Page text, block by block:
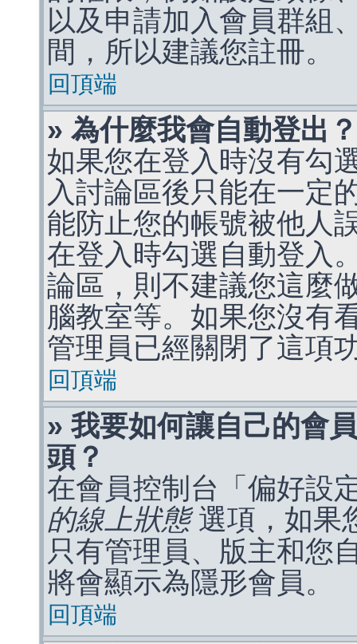
以及申請加入會員群組
間，所以建議您註冊。
回頂端
» 為什麼我會自動登出？
如果您在登入時沒有勾
入討論區後只能在一定
能防止您的帳號被他人
在登入時勾選自動登入
論區，則不建議您這麼
腦教室等。如果您沒有
管理員已經關閉了這項
回頂端
» 我要如何讓自己的會
頭？
在會員控制台「偏好設
的線上狀態選項，如果
只有管理員、版主和您
將會顯示為隱形會員。
回頂端